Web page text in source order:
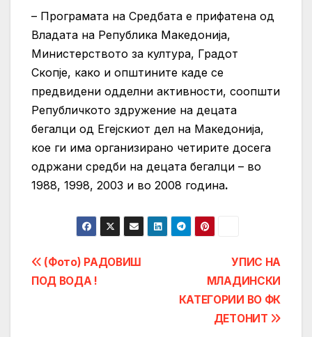
– Програмата на Средбата е прифатена од
Владата на Република Македонија,
Министерството за култура, Градот
Скопје, како и општините каде се
предвидени одделни активности, соопшти
Републичкото здружение на децата
бегалци од Егејскиот дел на Македонија,
кое ги има организирано четирите досега
одржани средби на децата бегалци – во
1988, 1998, 2003 и во 2008 година.
Post
navigation
УПИС НА
МЛАДИНСКИ
КАТЕГОРИИ ВО ФК
ДЕТОНИТ
(Фото) РАДОВИШ
ПОД ВОДА !